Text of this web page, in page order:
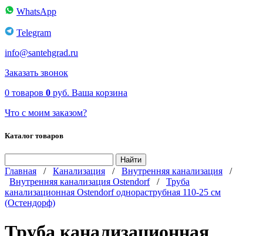
WhatsApp
Telegram
info@santehgrad.ru
Заказать звонок
0 товаров 0 руб. Ваша корзина
Что с моим заказом?
Каталог товаров
Главная / Канализация / Внутренняя канализация /
Внутренняя канализация Ostendorf/ Труба
канализационная Ostendorf однораструбная 110-25 см
(Остендорф)
Труба канализационная